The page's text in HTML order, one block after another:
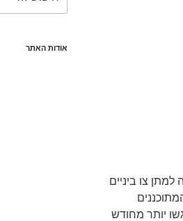
צו ביניים
והבקשה הוגשו יותר מחודש
אודות האתר